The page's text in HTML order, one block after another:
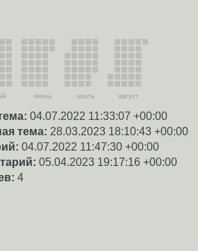
июнь июль август
04.07.2022 11:33:07 +00:00
тема: 28.03.2023 18:10:43 +00:00
04.07.2022 11:47:30 +00:00
05.04.2023 19:17:16 +00:00
4